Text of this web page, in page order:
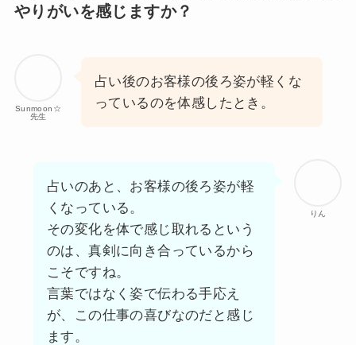
やりがいを感じますか？
Sunmoon☆
先生
占い後のお客様の後ろ姿が軽くな
っているのを体感したとき。
りん
占いのあと、お客様の後ろ姿が軽
くなっている。
その変化を体で感じ取れるという
のは、真剣に向き合っているから
こそですね。
言葉ではなく姿で伝わる手応え
が、この仕事の喜びなのだと感じ
ます。